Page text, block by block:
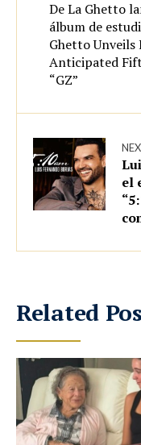
De La Ghetto
álbum de
Ghetto Unveils
Anticipated
“GZ”
el
Related